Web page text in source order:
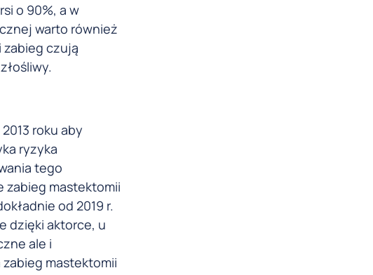
o 90%, a w
warto również
zabieg czują
roku aby
ryzyka
tego
zabieg mastektomii
od 2019 r.
dzięki aktorce, u
ale i
mastektomii